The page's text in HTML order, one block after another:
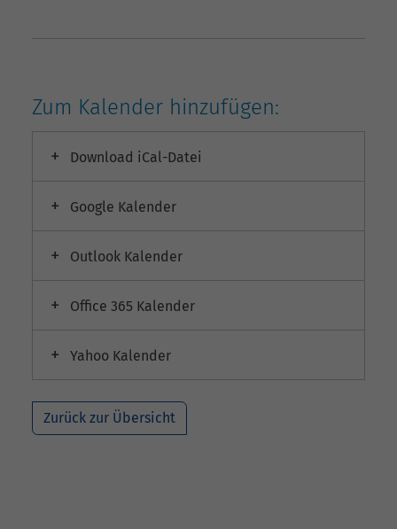
Zum Kalender hinzufügen:
Download iCal-Datei
Google Kalender
Outlook Kalender
Office 365 Kalender
Yahoo Kalender
Zurück zur Übersicht